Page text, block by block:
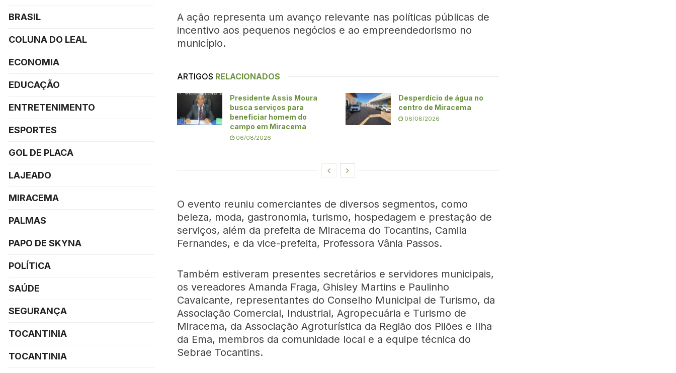
A ação representa um avanço relevante nas políticas públicas de
incentivo aos pequenos negócios e ao empreendedorismo no
município.
ARTIGOS RELACIONADOS
Presidente Assis Moura
busca serviços para
beneficiar homem do
campo em Miracema
06/08/2026
Desperdício de água no
centro de Miracema
06/08/2026
O evento reuniu comerciantes de diversos segmentos, como
beleza, moda, gastronomia, turismo, hospedagem e prestação de
serviços, além da prefeita de Miracema do Tocantins, Camila
Fernandes, e da vice-prefeita, Professora Vânia Passos.
Também estiveram presentes secretários e servidores municipais,
os vereadores Amanda Fraga, Ghisley Martins e Paulinho
Cavalcante, representantes do Conselho Municipal de Turismo, da
Associação Comercial, Industrial, Agropecuária e Turismo de
Miracema, da Associação Agroturística da Região dos Pilões e Ilha
da Ema, membros da comunidade local e a equipe técnica do
Sebrae Tocantins.
BRASIL
COLUNA DO LEAL
ECONOMIA
EDUCAÇÃO
ENTRETENIMENTO
ESPORTES
GOL DE PLACA
LAJEADO
MIRACEMA
PALMAS
PAPO DE SKYNA
POLÍTICA
SAÚDE
SEGURANÇA
TOCANTINIA
TOCANTINIA